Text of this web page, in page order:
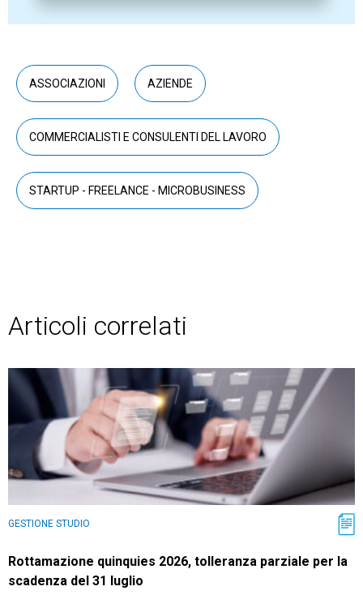
ASSOCIAZIONI AZIENDE
COMMERCIALISTI E CONSULENTI DEL LAVORO
STARTUP - FREELANCE - MICROBUSINESS
Articoli correlati
GESTIONE STUDIO
Rottamazione quinquies 2026, tolleranza parziale per la
scadenza del 31 luglio